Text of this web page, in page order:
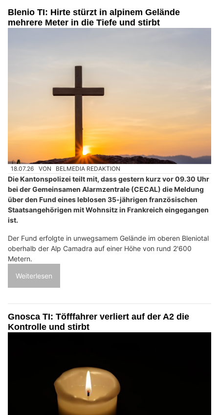
Blenio TI: Hirte stürzt in alpinem Gelände
mehrere Meter in die Tiefe und stirbt
18.07.26 VON BELMEDIA REDAKTION
Die Kantonspolizei teilt mit, dass gestern kurz vor 09.30 Uhr
bei der Gemeinsamen Alarmzentrale (CECAL) die Meldung
über den Fund eines leblosen 35-jährigen französischen
Staatsangehörigen mit Wohnsitz in Frankreich eingegangen
ist.
Der Fund erfolgte in unwegsamem Gelände im oberen Bleniotal
oberhalb der Alp Camadra auf einer Höhe von rund 2'600
Metern.
Weiterlesen
Gnosca TI: Töfffahrer verliert auf der A2 die
Kontrolle und stirbt